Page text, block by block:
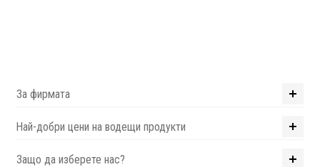
За фирмата
Най-добри цени на водещи продукти
Защо да изберете нас?